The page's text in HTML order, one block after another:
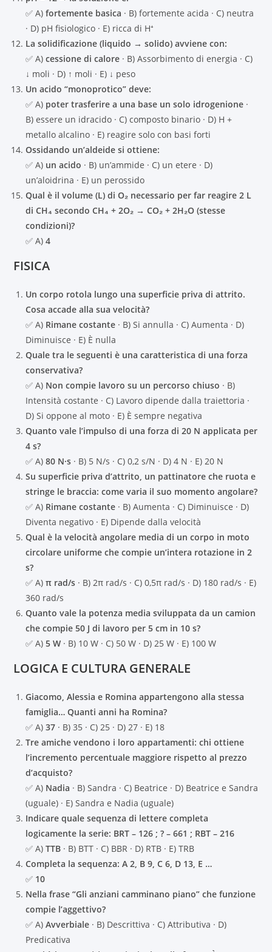
✅ A)fortemente basica · B) fortemente acida · C) neutra
· D) pH fisiologico · E) ricca di H⁺
La solidificazione (liquido → solido) avviene con:
✅ A)cessione di calore · B) Assorbimento di energia · C)
↓ moli · D) ↑ moli · E) ↓ peso
Un acido “monoprotico” deve:
✅ A) poter trasferire a una base un solo idrogenione ·
B) essere un idracido · C) composto binario · D) H +
metallo alcalino · E) reagire solo con basi forti
Ossidando un’aldeide si ottiene:
✅ A) un acido · B) un’ammide · C) un etere · D)
un’aloidrina · E) un perossido
Qual è il volume (L) di O₂ necessario per far reagire 2 L
di CH₄ secondo CH₄ + 2O₂ → CO₂ + 2H₂O (stesse
condizioni)?
✅ A)4
FISICA
Un corpo rotola lungo una superficie priva di attrito.
Cosa accade alla sua velocità?
✅ A) Rimane costante · B) Si annulla · C) Aumenta · D)
Diminuisce · E) È nulla
Quale tra le seguenti è una caratteristica di una forza
conservativa?
✅ A) Non compie lavoro su un percorso chiuso · B)
Intensità costante · C) Lavoro dipende dalla traiettoria ·
D) Si oppone al moto · E) È sempre negativa
Quanto vale l’impulso di una forza di 20 N applicata per
4 s?
✅ A)80 N·s · B) 5 N/s · C) 0,2 s/N · D) 4 N · E) 20 N
Su superficie priva d’attrito, un pattinatore che ruota e
stringe le braccia: come varia il suo momento angolare?
✅ A) Rimane costante · B) Aumenta · C) Diminuisce · D)
Diventa negativo · E) Dipende dalla velocità
Qual è la velocità angolare media di un corpo in moto
circolare uniforme che compie un’intera rotazione in 2
s?
✅ A)π rad/s · B) 2π rad/s · C) 0,5π rad/s · D) 180 rad/s · E)
360 rad/s
Quanto vale la potenza media sviluppata da un camion
che compie 50 J di lavoro per 5 cm in 10 s?
✅ A)5 W · B) 10 W · C) 50 W · D) 25 W · E) 100 W
LOGICA E CULTURA GENERALE
Giacomo, Alessia e Romina appartengono alla stessa
famiglia… Quanti anni ha Romina?
✅ A)37 · B) 35 · C) 25 · D) 27 · E) 18
Tre amiche vendono i loro appartamenti: chi ottiene
l’incremento percentuale maggiore rispetto al prezzo
d’acquisto?
✅ A) Nadia · B) Sandra · C) Beatrice · D) Beatrice e Sandra
(uguale) · E) Sandra e Nadia (uguale)
Indicare quale sequenza di lettere completa
logicamente la serie: BRT – 126 ; ? – 661 ; RBT – 216
✅ A)TTB · B) BTT · C) BBR · D) RTB · E) TRB
Completa la sequenza: A 2, B 9, C 6, D 13, E …
✅ 10
Nella frase “Gli anziani camminano piano” che funzione
compie l’aggettivo?
✅ A)Avverbiale · B) Descrittiva · C) Attributiva · D)
Predicativa